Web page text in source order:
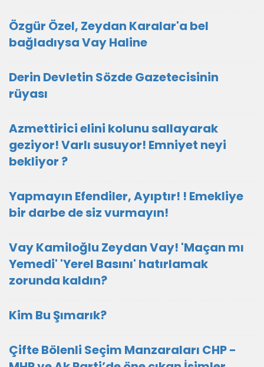
Özgür Özel, Zeydan Karalar'a bel
bağladıysa Vay Haline
Derin Devletin Sözde Gazetecisinin
rüyası
Azmettirici elini kolunu sallayarak
geziyor! Varlı susuyor! Emniyet neyi
bekliyor ?
Yapmayın Efendiler, Ayıptır! ! Emekliye
bir darbe de siz vurmayın!
Vay Kamiloğlu Zeydan Vay! 'Maçan mı
Yemedi' 'Yerel Basını' hatırlamak
zorunda kaldın?
Kim Bu Şımarık?
Çifte Bölenli Seçim Manzaraları CHP -